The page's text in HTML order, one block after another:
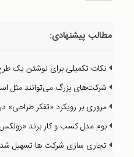
مطالب پیشنهادی:
نکات تکمیلی برای نوشتن یک
شرکت‌های بزرگ می‌توانند مثل
مروری بر رویکرد «تفکر طراحی»
بوم مدل کسب و کار برند
تجاری سازی شرکت ها تسهیل شد